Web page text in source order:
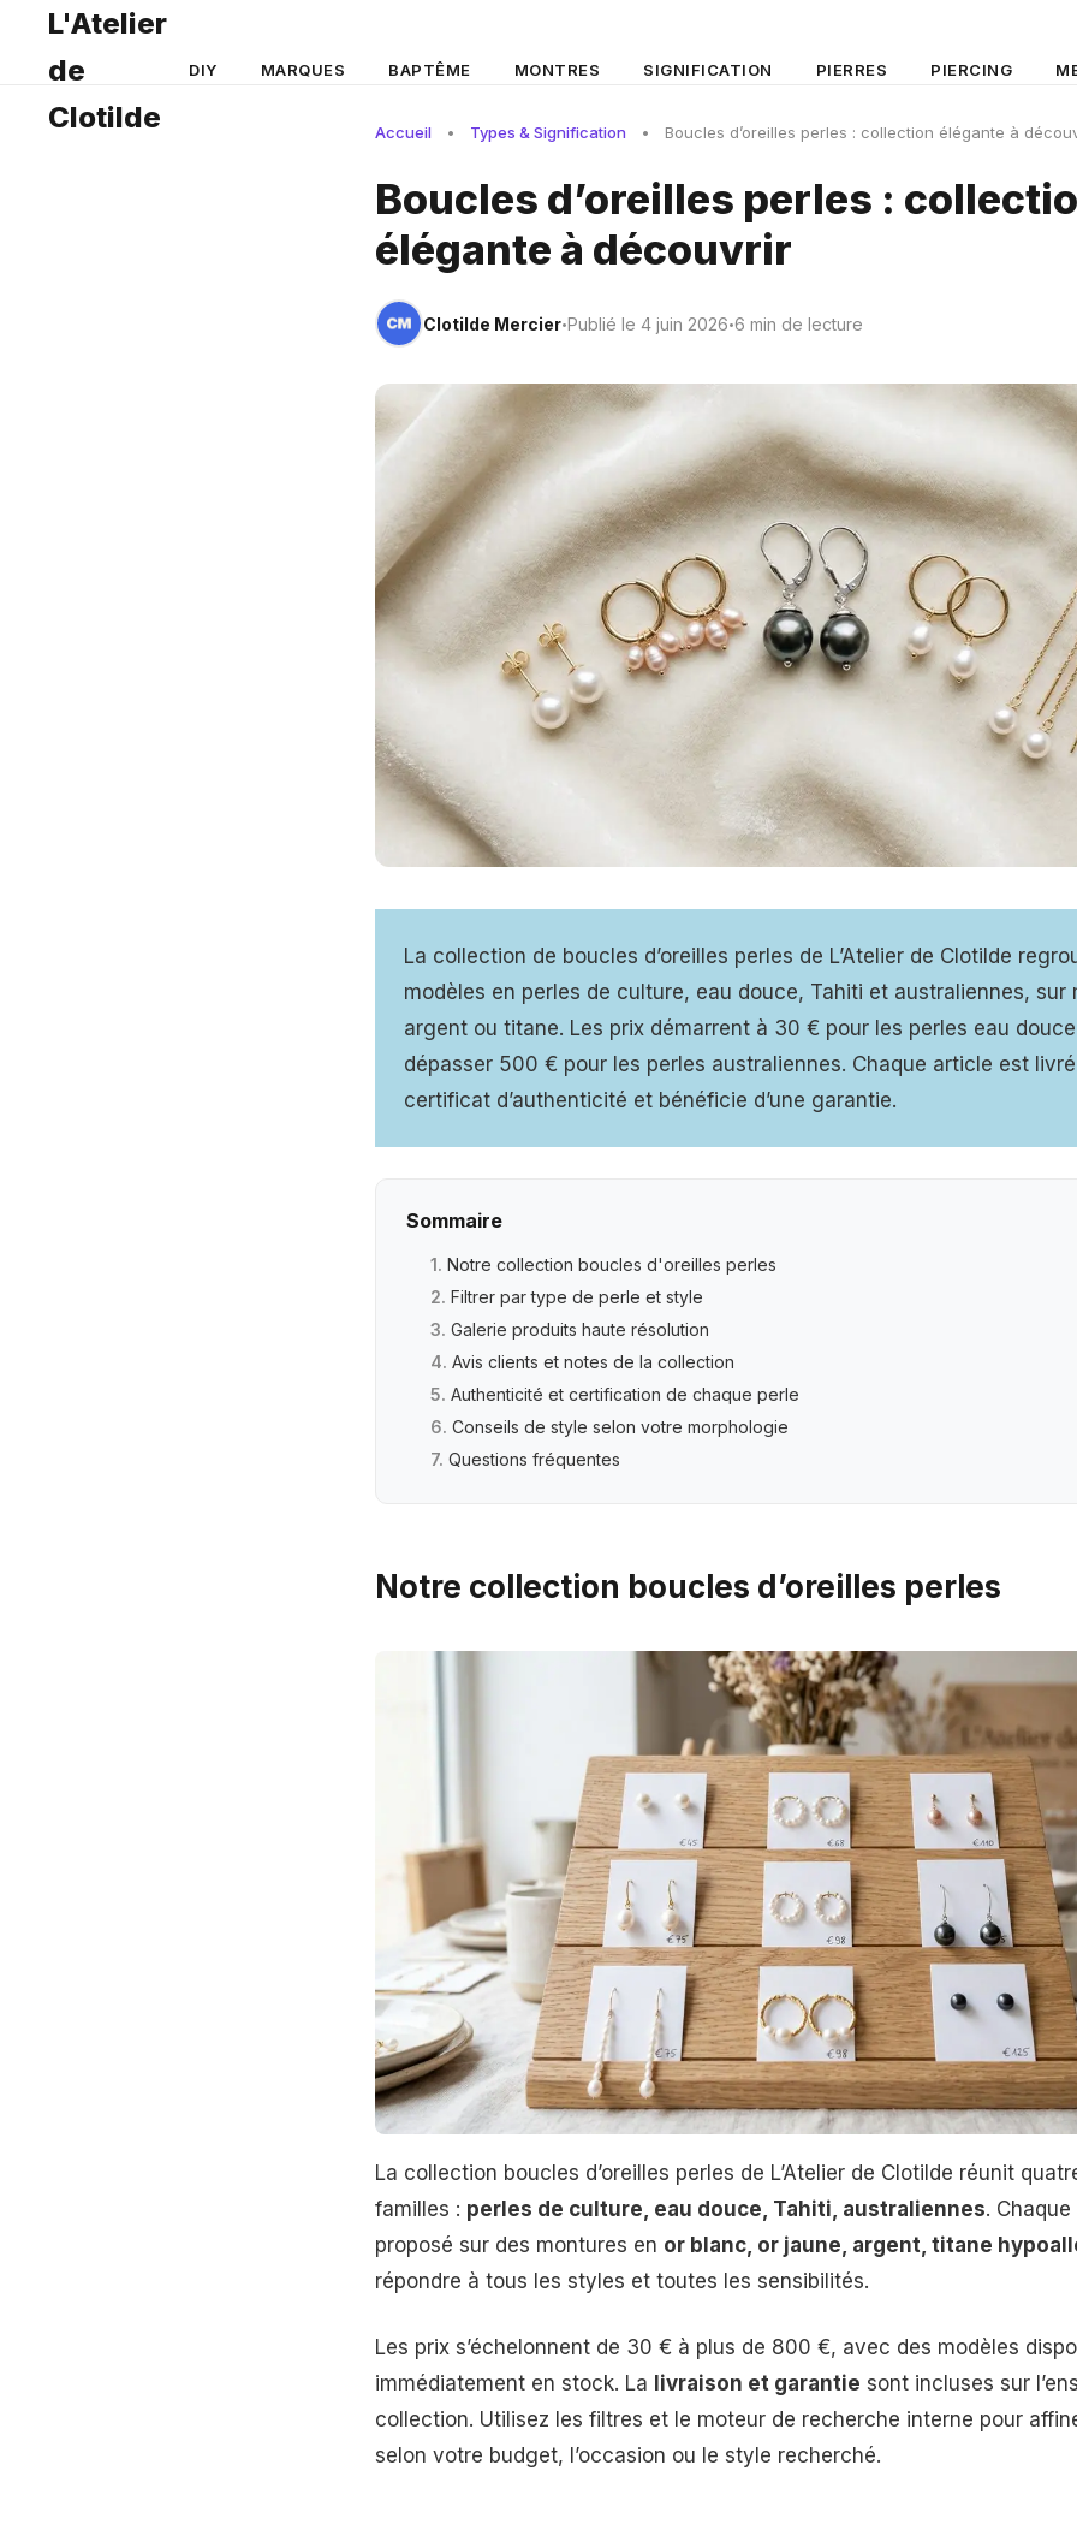
L'Atelier
de
Clotilde
DIY MARQUES BAPTÊME MONTRES SIGNIFICATION PIERRES PIERCING
Accueil • Types & Signification • Boucles d’oreilles perles : collection élégante à
Boucles d’oreilles perles :
élégante à découvrir
Clotilde Mercier•Publié le 4 juin 2026•6 min de lecture
La collection de boucles d’oreilles perles de L’Atelier de Clotilde
modèles en perles de culture, eau douce, Tahiti et australiennes, sur
argent ou titane. Les prix démarrent à 30 € pour les perles eau
dépasser 500 € pour les perles australiennes. Chaque article est
certificat d’authenticité et bénéficie d’une garantie.
Sommaire
Notre collection boucles d'oreilles perles
Filtrer par type de perle et style
Galerie produits haute résolution
Avis clients et notes de la collection
Authenticité et certification de chaque perle
Conseils de style selon votre morphologie
Questions fréquentes
Notre collection boucles d’oreilles perles
La collection boucles d’oreilles perles de L’Atelier de Clotilde réunit
familles : perles de culture, eau douce, Tahiti, australiennes.
proposé sur des montures en or blanc, or jaune, argent, titane
répondre à tous les styles et toutes les sensibilités.
Les prix s’échelonnent de 30 € à plus de 800 €, avec des modèles
immédiatement en stock. La livraison et garantie sont incluses sur
collection. Utilisez les filtres et le moteur de recherche interne pour
selon votre budget, l’occasion ou le style recherché.